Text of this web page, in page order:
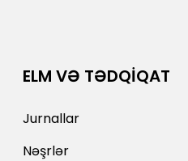
ELM VƏ TƏDQİQAT
Jurnallar
Nəşrlər